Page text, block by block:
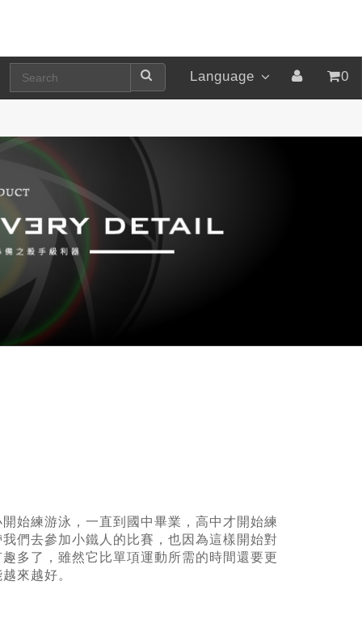
Language 0
始練游泳，一直到國中畢業，高中才開始練
們去參加小鐵人的比賽，也因為這樣開始對
多了，雖然它比單項運動所需的時間還要更
來越好。